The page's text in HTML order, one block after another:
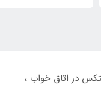
در اتاق خواب ،